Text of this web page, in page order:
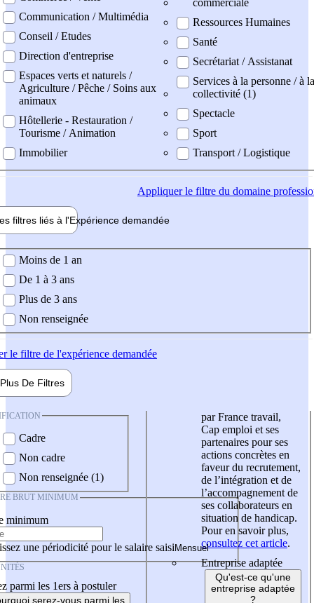
Communication / Multimédia
Conseil / Etudes
Direction d'entreprise
Espaces verts et naturels /
Agriculture / Pêche / Soins aux
animaux
Hôtellerie - Restauration /
Tourisme / Animation
Immobilier
Ressources Humaines
Santé
Secrétariat / Assistanat
Services à la personne / à la
collectivité (1)
Spectacle
Sport
Transport / Logistique
Appliquerle filtre du domaine
filtres liés à l'Expérience demandée
demandée
Moins de 1 an
De 1 à 3 ans
Plus de 3 ans
Non renseignée
le filtre de l'expérience demandée
Plus De Filtres
Cadre
Non cadre
Non renseignée (1)
BRUT MINIMUM
minimum
une périodicité pour le salaire saisi
parmi les 1ers à postuler
serez-vous parmi les
par France travail,
Cap emploi et ses
partenaires pour ses
actions concrètes en
faveur du recrutement,
de l’intégration et de
l’accompagnement de
ses collaborateurs en
situation de handicap.
Pour en savoir plus,
consultez cet article.
Entreprise adaptée
Qu'est-ce qu'une
entreprise adaptée
?